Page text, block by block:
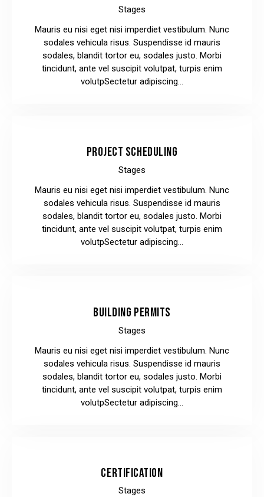
Stages
Mauris eu nisi eget nisi imperdiet vestibulum. Nunc
sodales vehicula risus. Suspendisse id mauris
sodales, blandit tortor eu, sodales justo. Morbi
tincidunt, ante vel suscipit volutpat, turpis enim
volutpSectetur adipiscing…
PROJECT SCHEDULING
Stages
Mauris eu nisi eget nisi imperdiet vestibulum. Nunc
sodales vehicula risus. Suspendisse id mauris
sodales, blandit tortor eu, sodales justo. Morbi
tincidunt, ante vel suscipit volutpat, turpis enim
volutpSectetur adipiscing…
BUILDING PERMITS
Stages
Mauris eu nisi eget nisi imperdiet vestibulum. Nunc
sodales vehicula risus. Suspendisse id mauris
sodales, blandit tortor eu, sodales justo. Morbi
tincidunt, ante vel suscipit volutpat, turpis enim
volutpSectetur adipiscing…
CERTIFICATION
Stages